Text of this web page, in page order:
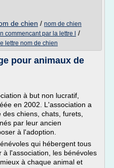
de chien / nom de chien
commencant par la lettre l /
lettre nom de chien
pour animaux de
à but non lucratif,
en 2002. L'association a
chiens, chats, furets,
par leur ancien
à l'adoption.
qui hébergent tous
à l'association, les bénévoles
à chaque animal et